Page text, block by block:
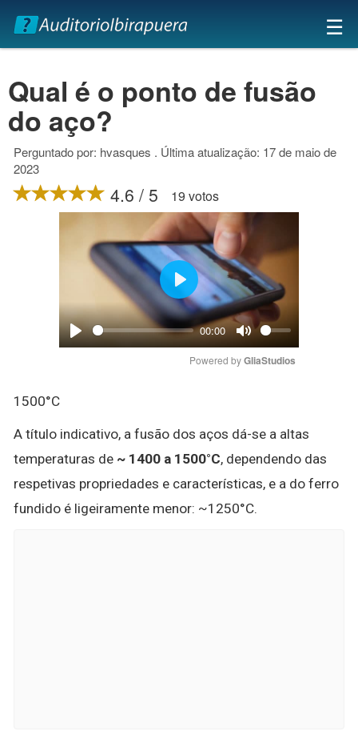
×
☰
Qual é o ponto de fusão
do aço?
Perguntado por: hvasques . Última atualização: 17 de maio de
2023
4.6 / 5 19 votos
Play
00:00
Mute
Play
Powered by GliaStudios
1500°C
A título indicativo, a fusão dos aços dá-se a altas
temperaturas de ~ 1400 a 1500°C, dependendo das
respetivas propriedades e características, e a do ferro
fundido é ligeiramente menor: ~1250°C.